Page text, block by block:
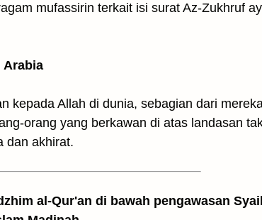
mufassirin terkait isi surat Az-Zukhruf
Arabia
kepada Allah di dunia, sebagian dari
orang yang berkawan di atas landasan
dan akhirat.
al-Qur'an di bawah pengawasan